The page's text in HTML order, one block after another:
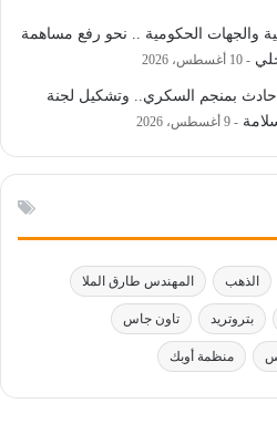
والجهات الحكومية .. نحو رفع مساهمة
10 أغسطس، 2026
حادث بمنجم السكري.. وتشكيل لجنة
9 أغسطس، 2026
الذهب المهندس طارق الملا
بتروتريد تاون جاس
منظمة أوبك